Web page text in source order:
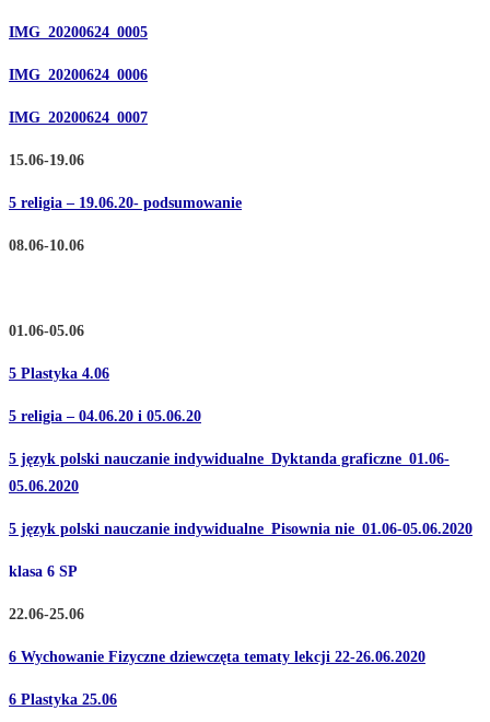
IMG_20200624_0005
IMG_20200624_0006
IMG_20200624_0007
15.06-19.06
5 religia – 19.06.20- podsumowanie
08.06-10.06
01.06-05.06
5 Plastyka 4.06
5 religia – 04.06.20 i 05.06.20
5 język polski nauczanie indywidualne_Dyktanda graficzne_01.06-
05.06.2020
5 język polski nauczanie indywidualne_Pisownia nie_01.06-05.06.2020
klasa 6 SP
22.06-25.06
6 Wychowanie Fizyczne dziewczęta tematy lekcji 22-26.06.2020
6 Plastyka 25.06